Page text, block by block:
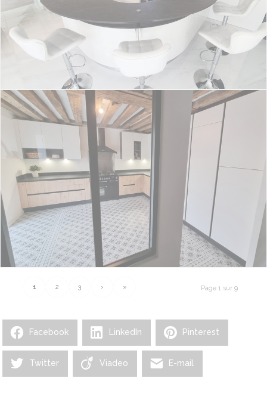
Page 1 sur 9
1 2 3 › »
Facebook LinkedIn Pinterest
Twitter Viadeo E-mail